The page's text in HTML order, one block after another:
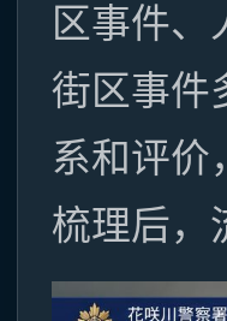
区事件、
街区事件
系和评价
梳理后，